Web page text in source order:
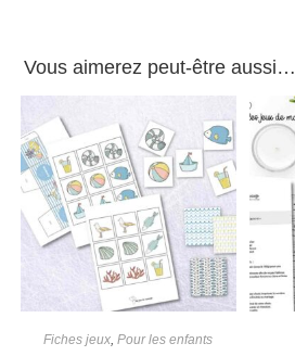
Vous aimerez peut-être aussi…
Fiches jeux,Pour les enfants